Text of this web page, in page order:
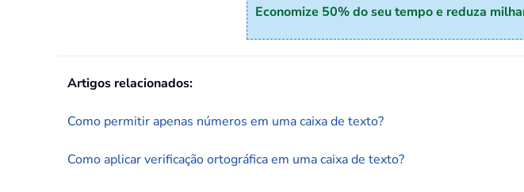
Economize 50% do seu tempo e reduza
Artigos relacionados:
Como permitir apenas números em uma caixa de texto?
Como aplicar verificação ortográfica em uma caixa de texto?